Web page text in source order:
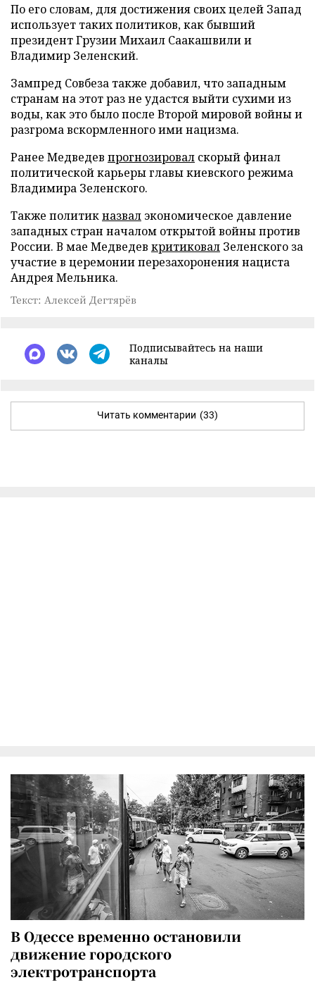
По его словам, для достижения своих целей Запад
использует таких политиков, как бывший
президент Грузии Михаил Саакашвили и
Владимир Зеленский.
Зампред Совбеза также добавил, что западным
странам на этот раз не удастся выйти сухими из
воды, как это было после Второй мировой войны и
разгрома вскормленного ими нацизма.
Ранее Медведев прогнозировал скорый финал
политической карьеры главы киевского режима
Владимира Зеленского.
Также политикназвал экономическое давление
западных стран началом открытой войны против
России. В мае Медведев критиковал Зеленского за
участие в церемонии перезахоронения нациста
Андрея Мельника.
Текст: Алексей Дегтярёв
Подписывайтесь на наши
каналы
Читать комментарии (33)
В Одессе временно остановили
движение городского
электротранспорта